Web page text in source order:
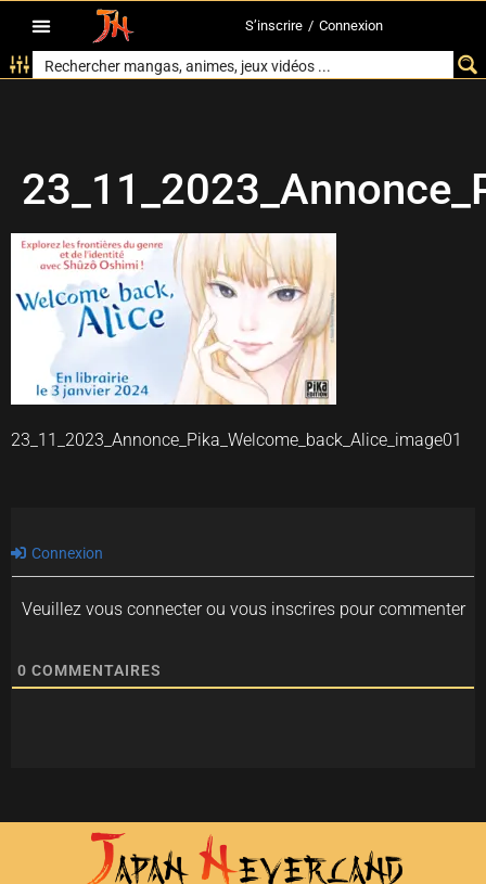
S’inscrire / Connexion
23_11_2023_Annonce_Pika_Welcome_back_Alice_image01
Connexion
Veuillez vous connecter ou vous inscrires pour commenter
0 COMMENTAIRES